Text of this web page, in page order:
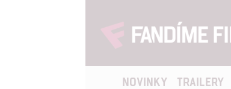
NOVINKY TRAILERY